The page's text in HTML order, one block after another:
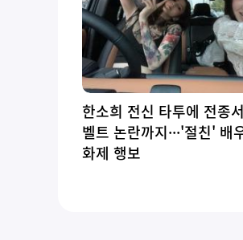
한소희 전신 타투에 전종
벨트 논란까지···'절친' 배
화제 행보